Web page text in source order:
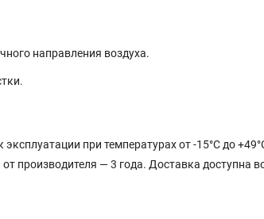
направления воздуха.
при температурах от -15°C до
производителя — 3 года. Доставка доступна